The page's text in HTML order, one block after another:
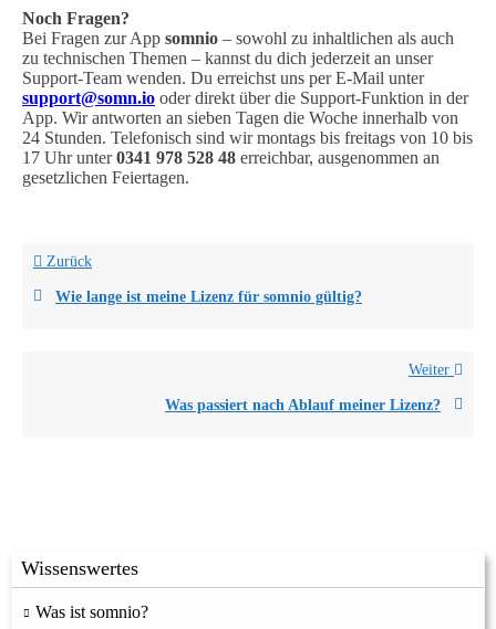
Wissenswertes
Was ist somnio?
Noch Fragen?
Bei Fragen zur App somnio – sowohl zu inhaltlichen als auch
zu technischen Themen – kannst du dich jederzeit an unser
Support-Team wenden. Du erreichst uns per E-Mail unter
support@somn.io oder direkt über die Support-Funktion in der
App. Wir antworten an sieben Tagen die Woche innerhalb von
24 Stunden. Telefonisch sind wir montags bis freitags von 10 bis
17 Uhr unter0341 978 528 48 erreichbar, ausgenommen an
gesetzlichen Feiertagen.
Zurück
Wie lange ist meine Lizenz für somnio gültig?
Weiter
Was passiert nach Ablauf meiner Lizenz?